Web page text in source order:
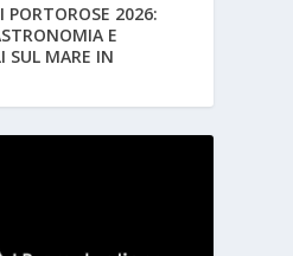
PORTOROSE 2026:
E
SUL MARE IN